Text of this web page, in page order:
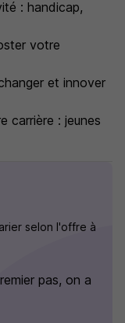
: handicap,
votre
et innover
carrière : jeunes
selon l'offre à
pas, on a